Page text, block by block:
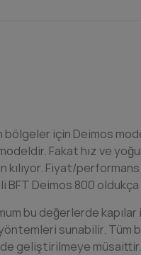
için Deimos
Fakat hız ve
Fiyat/
Deimos 800
bu değerlerde
sunabilir. Tüm
geliştirilmeye müsaittir.